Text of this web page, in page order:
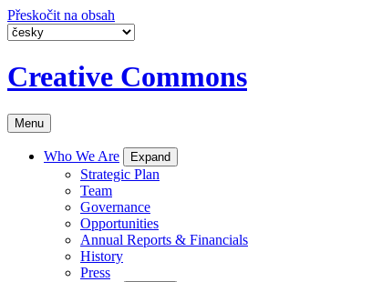
Přeskočit na obsah
Creative Commons
Menu
Who We Are Expand
Strategic Plan
Team
Governance
Opportunities
Annual Reports & Financials
History
Press